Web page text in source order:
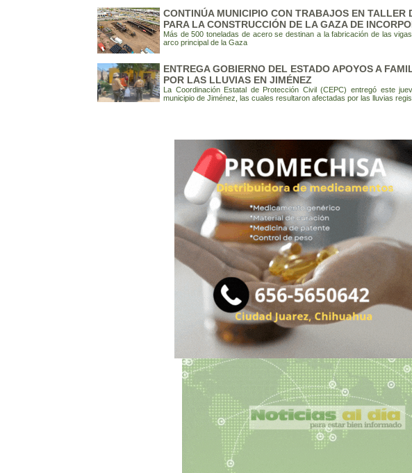
CONTINÚA MUNICIPIO CON TRABAJOS EN TALLER
PARA LA CONSTRUCCIÓN DE LA GAZA DE
Más de 500 toneladas de acero se destinan a la fabricación de las
arco principal de la Gaza
ENTREGA GOBIERNO DEL ESTADO APOYOS A
POR LAS LLUVIAS EN JIMÉNEZ
La Coordinación Estatal de Protección Civil (CEPC) entregó este
municipio de Jiménez, las cuales resultaron afectadas por las lluvias